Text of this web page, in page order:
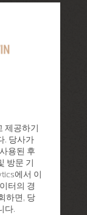
제공하기
. 당사가
용된 후
방문 기
에서 이
터의 경
하면, 당
다.